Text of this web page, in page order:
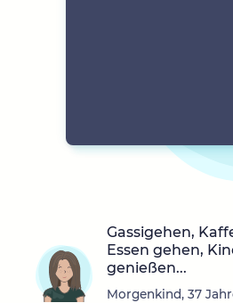
Gassigehen,
Essen gehen,
genießen...
Morgenkind, 37